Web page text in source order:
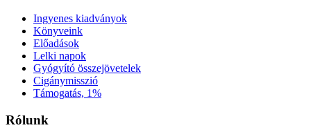
Ingyenes kiadványok
Könyveink
Előadások
Lelki napok
Gyógyító összejövetelek
Cigánymisszió
Támogatás, 1%
Rólunk